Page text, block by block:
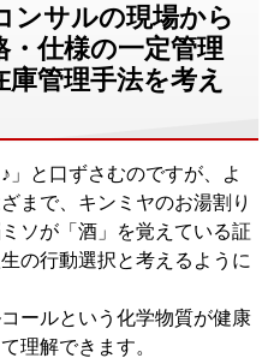
ンサルの現場から
・仕様の一定管理
管理手法を考え
」と口ずさむのですが、よ
まで、キンミヤのお湯割り
ソが「酒」を覚えている証
の行動選択と考えるように
ールという化学物質が健康
理解できます。